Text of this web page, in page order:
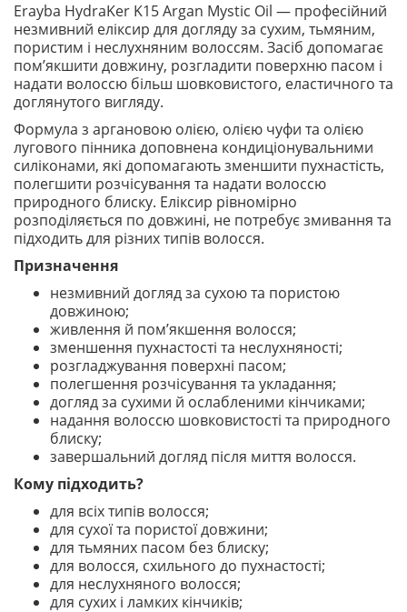
Erayba HydraKer K15 Argan Mystic Oil — професійний
незмивний еліксир для догляду за сухим, тьмяним,
пористим і неслухняним волоссям. Засіб допомагає
пом’якшити довжину, розгладити поверхню пасом і
надати волоссю більш шовковистого, еластичного та
доглянутого вигляду.
Формула з аргановою олією, олією чуфи та олією
лугового пінника доповнена кондиціонувальними
силіконами, які допомагають зменшити пухнастість,
полегшити розчісування та надати волоссю
природного блиску. Еліксир рівномірно
розподіляється по довжині, не потребує змивання та
підходить для різних типів волосся.
Призначення
незмивний догляд за сухою та пористою
довжиною;
живлення й пом’якшення волосся;
зменшення пухнастості та неслухняності;
розгладжування поверхні пасом;
полегшення розчісування та укладання;
догляд за сухими й ослабленими кінчиками;
надання волоссю шовковистості та природного
блиску;
завершальний догляд після миття волосся.
Кому підходить?
для всіх типів волосся;
для сухої та пористої довжини;
для тьмяних пасом без блиску;
для волосся, схильного до пухнастості;
для неслухняного волосся;
для сухих і ламких кінчиків;